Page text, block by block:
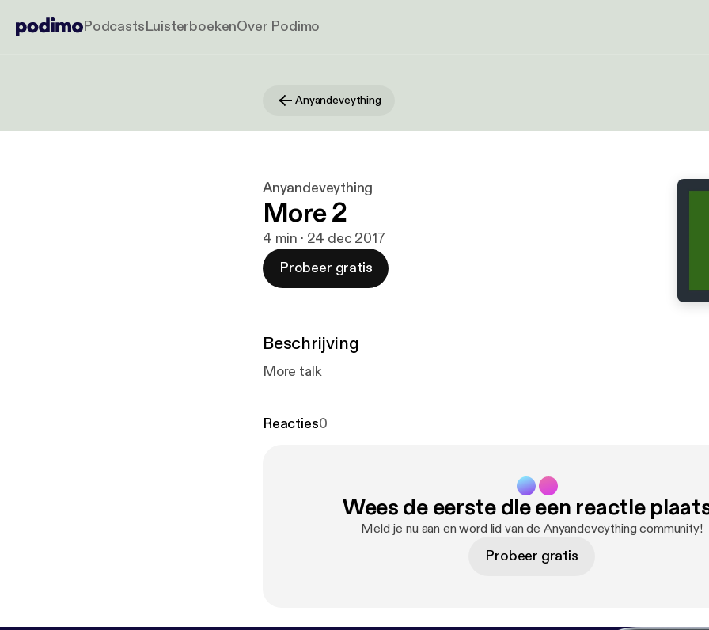
PodcastsLuisterboekenOver Podimo
Anyandeveything
Anyandeveything
More 2
4 min · 24 dec 2017
Probeer gratis
Beschrijving
More talk
Reacties0
Wees de eerste die een reactie
Meld je nu aan en word lid van de Anyandeveything community!
Probeer gratis